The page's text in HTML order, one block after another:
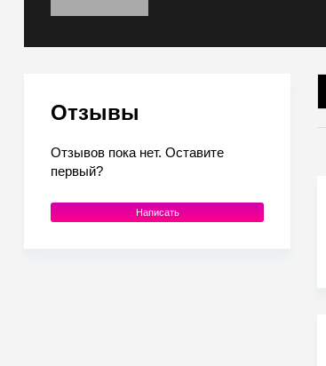
Отзывы
Отзывов пока нет. Оставите
первый?
Написать